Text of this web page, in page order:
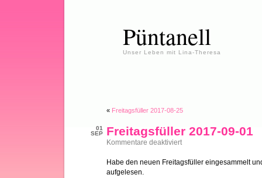
Püntanell
Unser Leben mit Lina-Theresa
« Freitagsfüller 2017-08-25
01
SEP
Freitagsfüller 2017-09-01
Kommentare deaktiviertfür
09-
Habe den neuen Freitagsfüller eingesammelt
aufgelesen.